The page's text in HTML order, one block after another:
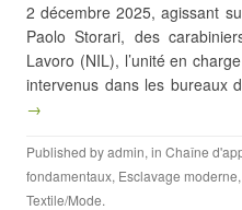
2 décembre 2025, agissant
Paolo Storari, des
Lavoro (NIL), l’unité en
intervenus dans les bureaux
→
Published byadmin, in Chaîne
fondamentaux, Esclavage moderne,
Textile/Mode.